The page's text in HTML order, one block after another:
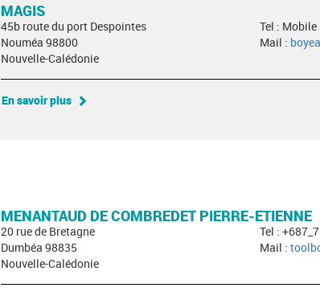
MAGIS
45b route du port Despointes
Nouméa 98800
Nouvelle-Calédonie
Tel :
Mail :
En savoir plus
MENANTAUD DE COMBREDET PIERRE-ETIENNE
20 rue de Bretagne
Dumbéa 98835
Nouvelle-Calédonie
Tel :
Mail :